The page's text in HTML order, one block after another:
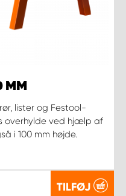
MM
lister og Festool-
overhylde ved hjælp af
i 100 mm højde.
TILFØJ